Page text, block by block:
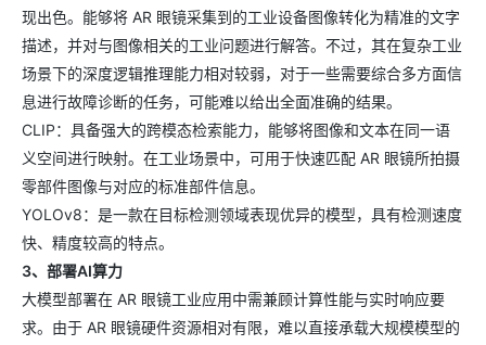
现出色。能够将 AR 眼镜采集到的工业设备图像转化为精准的文字
描述，并对与图像相关的工业问题进行解答。不过，其在复杂工业
场景下的深度逻辑推理能力相对较弱，对于一些需要综合多方面信
息进行故障诊断的任务，可能难以给出全面准确的结果。​
CLIP：具备强大的跨模态检索能力，能够将图像和文本在同一语
义空间进行映射。在工业场景中，可用于快速匹配 AR 眼镜所拍摄
零部件图像与对应的标准部件信息。
YOLOv8：是一款在目标检测领域表现优异的模型，具有检测速度
快、精度较高的特点。
3、部署AI算力​
大模型部署在 AR 眼镜工业应用中需兼顾计算性能与实时响应要
求。由于 AR 眼镜硬件资源相对有限，难以直接承载大规模模型的